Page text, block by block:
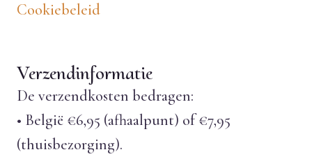
Cookiebeleid
Verzendinformatie
De verzendkosten bedragen:
• België €6,95 (afhaalpunt) of €7,95
(thuisbezorging).